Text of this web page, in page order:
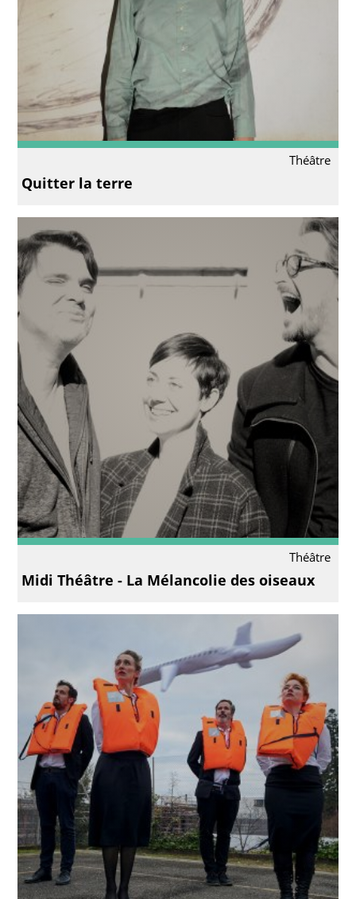
Théâtre
Quitter la terre
Théâtre
Midi Théâtre - La Mélancolie des oiseaux